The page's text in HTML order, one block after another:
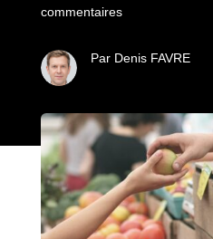
commentaires
Par Denis FAVRE